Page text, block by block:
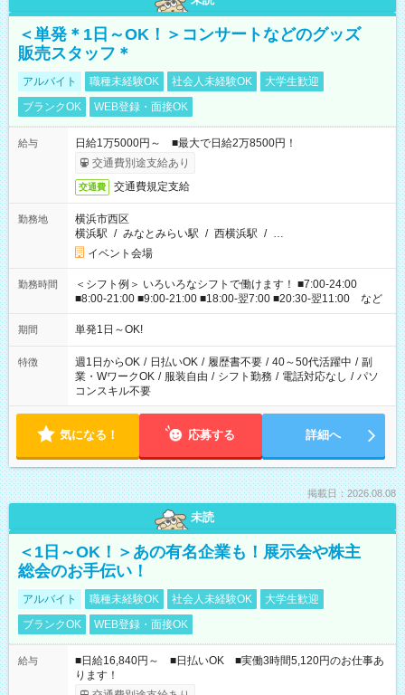
＜単発＊1日～OK！＞コンサートなどのグッズ
販売スタッフ＊
アルバイト 職種未経験OK 社会人未経験OK
大学生歓迎
ブランクOK
WEB登録・面接OK
給与
日給1万5000円～ ■最大で日給2万8500円！
交通費別途支給あり
交通費 交通費規定支給
勤務地
横浜市西区
横浜駅 / みなとみらい駅 / 西横浜駅 / …
イベント会場
勤務時間
＜シフト例＞ いろいろなシフトで働けます！ ■7:00-24:00
■8:00-21:00 ■9:00-21:00 ■18:00-翌7:00 ■20:30-翌11:00 など
期間 単発1日～OK!
特徴 週1日からOK / 日払いOK / 履歴書不要 / 40～50代活躍中 / 副
業・WワークOK / 服装自由 / シフト勤務 / 電話対応なし / パソ
コンスキル不要
気になる！ 応募する 詳細へ
掲載日：2026.08.08
未読
＜1日～OK！＞あの有名企業も！展示会や株主
総会のお手伝い！
アルバイト 職種未経験OK 社会人未経験OK
大学生歓迎
ブランクOK
WEB登録・面接OK
給与
■日給16,840円～ ■日払いOK ■実働3時間5,120円のお仕事あ
ります！